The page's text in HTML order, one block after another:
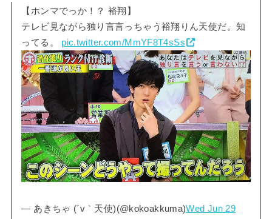
【ホンマでっか！？ 裕翔】
テレビ見ながら独り言言っちゃう裕翔りん天使だ。知
ってる。 pic.twitter.com/MmYF8T4sSs
— あきちゃ (´v｀天使)(@kokoakkuma)Wed Jun 29